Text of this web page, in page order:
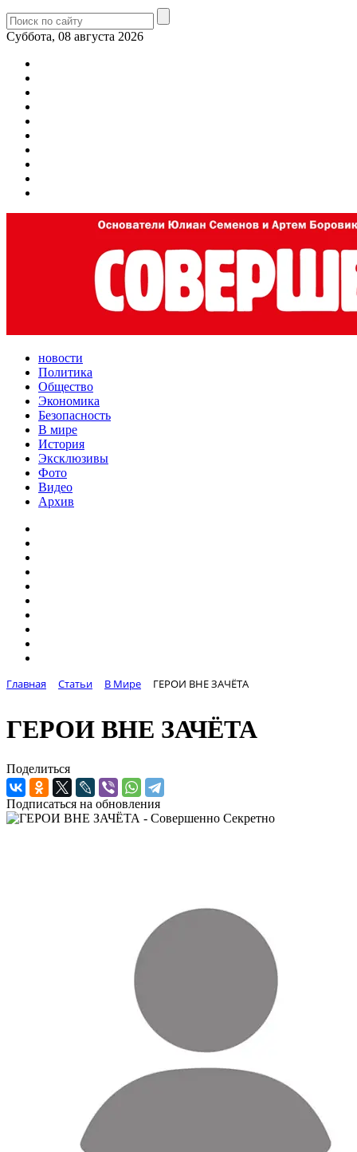
Суббота, 08 августа 2026
новости
Политика
Общество
Экономика
Безопасность
В мире
История
Эксклюзивы
Фото
Видео
Архив
Главная Статьи В Мире ГЕРОИ ВНЕ ЗАЧЁТА
ГЕРОИ ВНЕ ЗАЧЁТА
Поделиться
Подписаться на обновления